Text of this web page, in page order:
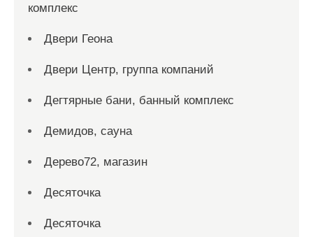
комплекс
Двери Геона
Двери Центр, группа компаний
Дегтярные бани, банный комплекс
Демидов, сауна
Дерево72, магазин
Десяточка
Десяточка